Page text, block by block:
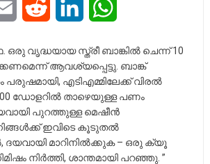
Email Reddit LinkedIn
വൃദ്ധയായ സ്ത്രീ ബാങ്കിൽ ചെന്ന് 10
ആവശ്യപ്പെട്ടു. ബാങ്ക്
പരുഷമായി, എടിഎമ്മിലേക്ക് വിരൽ
ഡോളറിൽ താഴെയുള്ള പണം
പുറത്തുള്ള മെഷീൻ
ഇവിടെ കൂടുതൽ
ദയവായി മാറിനിൽക്കുക – ഒരു ക്യൂ
നിർത്തി, ശാന്തമായി പറഞ്ഞു. ”